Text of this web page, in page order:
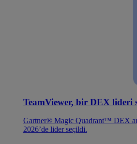
TeamViewer, bir DEX lideri
Gartner® Magic Quadrant™ DEX
2026’de lider seçildi.